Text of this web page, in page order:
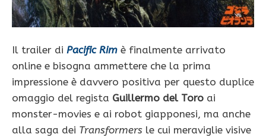
Il trailer di Pacific Rim è finalmente arrivato
online e bisogna ammettere che la prima
impressione è davvero positiva per questo duplice
omaggio del regista Guillermo del Toro ai
monster-movies e ai robot giapponesi, ma anche
alla saga dei Transformers le cui meraviglie visive